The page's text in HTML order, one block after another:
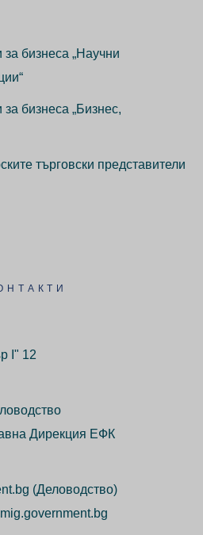
бизнеса „Научни
бизнеса „Бизнес,
търговски представители
I" 12
Дирекция ЕФК
(Деловодство)